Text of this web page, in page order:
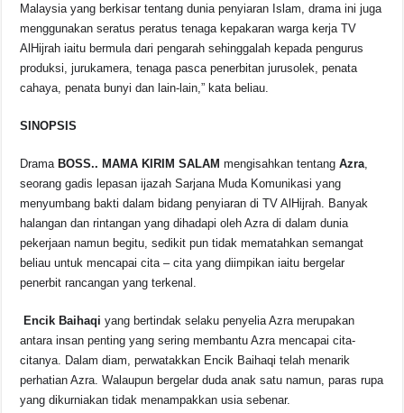
Malaysia yang berkisar tentang dunia penyiaran Islam, drama ini juga
menggunakan seratus peratus tenaga kepakaran warga kerja TV
AlHijrah iaitu bermula dari pengarah sehinggalah kepada pengurus
produksi, jurukamera, tenaga pasca penerbitan jurusolek, penata
cahaya, penata bunyi dan lain-lain,” kata beliau.
SINOPSIS
Drama BOSS.. MAMA KIRIM SALAM mengisahkan tentangAzra,
seorang gadis lepasan ijazah Sarjana Muda Komunikasi yang
menyumbang bakti dalam bidang penyiaran di TV AlHijrah. Banyak
halangan dan rintangan yang dihadapi oleh Azra di dalam dunia
pekerjaan namun begitu, sedikit pun tidak mematahkan semangat
beliau untuk mencapai cita – cita yang diimpikan iaitu bergelar
penerbit rancangan yang terkenal.
Encik Baihaqiyang bertindak selaku penyelia Azra merupakan
antara insan penting yang sering membantu Azra mencapai cita-
citanya. Dalam diam, perwatakkan Encik Baihaqi telah menarik
perhatian Azra. Walaupun bergelar duda anak satu namun, paras rupa
yang dikurniakan tidak menampakkan usia sebenar.